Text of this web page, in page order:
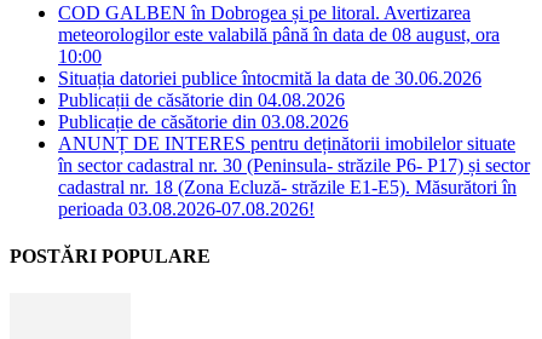
COD GALBEN în Dobrogea și pe litoral. Avertizarea
meteorologilor este valabilă până în data de 08 august, ora
10:00
Situația datoriei publice întocmită la data de 30.06.2026
Publicații de căsătorie din 04.08.2026
Publicație de căsătorie din 03.08.2026
ANUNȚ DE INTERES pentru deținătorii imobilelor situate
în sector cadastral nr. 30 (Peninsula- străzile P6- P17) și sector
cadastral nr. 18 (Zona Ecluză- străzile E1-E5). Măsurători în
perioada 03.08.2026-07.08.2026!
POSTĂRI POPULARE